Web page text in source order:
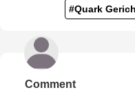
#Quark
Comment